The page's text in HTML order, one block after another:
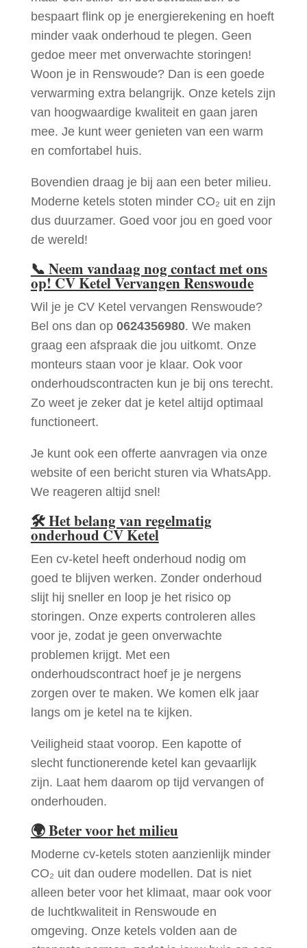
bespaart flink op je energierekening en hoeft
minder vaak onderhoud te plegen. Geen
gedoe meer met onverwachte storingen!
Woon je in Renswoude? Dan is een goede
verwarming extra belangrijk. Onze ketels zijn
van hoogwaardige kwaliteit en gaan jaren
mee. Je kunt weer genieten van een warm
en comfortabel huis.
Bovendien draag je bij aan een beter milieu.
Moderne ketels stoten minder CO₂ uit en zijn
dus duurzamer. Goed voor jou en goed voor
de wereld!
📞 Neem vandaag nog contact met ons
op! CV Ketel Vervangen Renswoude
Wil je je CV Ketel vervangen Renswoude?
Bel ons dan op 0624356980. We maken
graag een afspraak die jou uitkomt. Onze
monteurs staan voor je klaar. Ook voor
onderhoudscontracten kun je bij ons terecht.
Zo weet je zeker dat je ketel altijd optimaal
functioneert.
Je kunt ook een offerte aanvragen via onze
website of een bericht sturen via WhatsApp.
We reageren altijd snel!
🛠Het belang van regelmatig
onderhoud CV Ketel
Een cv-ketel heeft onderhoud nodig om
goed te blijven werken. Zonder onderhoud
slijt hij sneller en loop je het risico op
storingen. Onze experts controleren alles
voor je, zodat je geen onverwachte
problemen krijgt. Met een
onderhoudscontract hoef je je nergens
zorgen over te maken. We komen elk jaar
langs om je ketel na te kijken.
Veiligheid staat voorop. Een kapotte of
slecht functionerende ketel kan gevaarlijk
zijn. Laat hem daarom op tijd vervangen of
onderhouden.
🌍Beter voor het milieu
Moderne cv-ketels stoten aanzienlijk minder
CO₂ uit dan oudere modellen. Dat is niet
alleen beter voor het klimaat, maar ook voor
de luchtkwaliteit in Renswoude en
omgeving. Onze ketels volden aan de